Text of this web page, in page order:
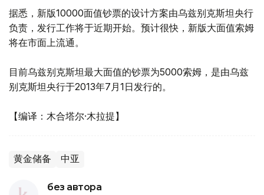
据悉，新版10000面值钞票的设计方案由乌兹别克斯坦央行
负责，发行工作将于近期开始。预计很快，新版大面值索姆
将在市面上流通。
目前乌兹别克斯坦最大面值的钞票为5000索姆，是由乌兹
别克斯坦央行于2013年7月1日发行的。
【编译：木合塔尔·木拉提】
黄金储备 中亚
без автора